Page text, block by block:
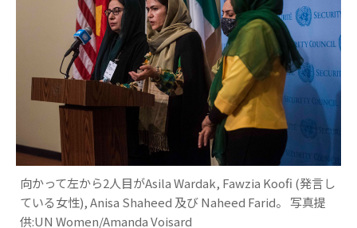
向かって左から2人目がAsila Wardak, Fawzia Koofi (発言し
ている女性), Anisa Shaheed 及び Naheed Farid。 写真提
供:UN Women/Amanda Voisard